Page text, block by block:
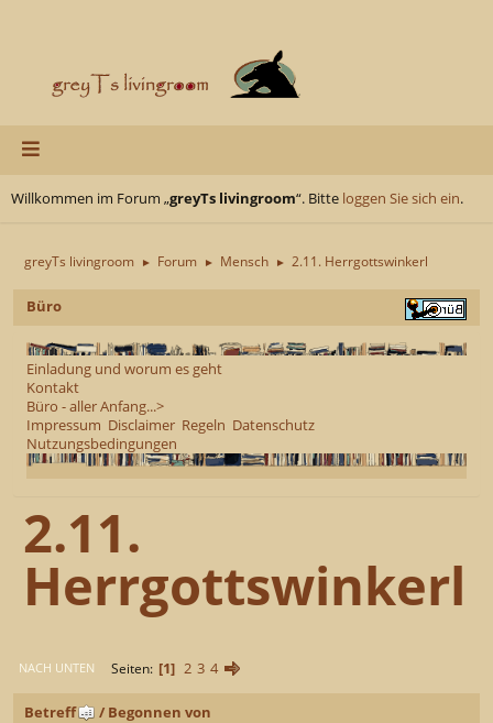
Willkommen im Forum „greyTs livingroom“. Bitte loggen Sie sich ein.
greyTs livingroom ► Forum ► Mensch ► 2.11. Herrgottswinkerl
Büro
Einladung und worum es geht
Kontakt
Büro - aller Anfang...>
Impressum Disclaimer Regeln Datenschutz
Nutzungsbedingungen
2.11.
Herrgottswinkerl
NACH UNTEN Seiten 1 2 3 4
Betreff / Begonnen von